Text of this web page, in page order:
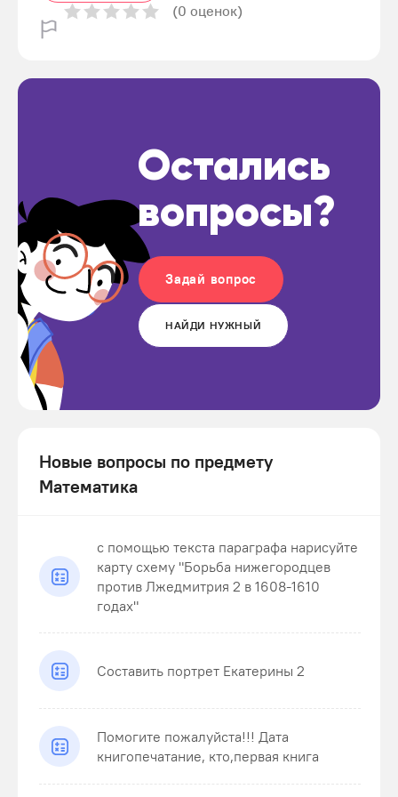
(0 оценок)
Остались
вопросы?
Задай вопрос
НАЙДИ НУЖНЫЙ
Новые вопросы по предмету
Математика
с помощью текста параграфа нарисуйте
карту схему "Борьба нижегородцев
против Лжедмитрия 2 в 1608-1610
годах"
Составить портрет Екатерины 2
Помогите пожалуйста!!! Дата
книгопечатание, кто,первая книга